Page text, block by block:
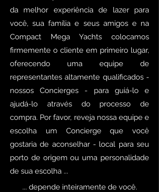
da melhor experiência de lazer para
você, sua família e seus amigos e na
Compact Mega Yachts colocamos
firmemente o cliente em primeiro lugar,
oferecendo uma equipe de
representantes altamente qualificados -
nossos Concierges - para guiá-lo e
ajudá-lo através do processo de
compra. Por favor, reveja nossa equipe e
escolha um Concierge que você
gostaria de aconselhar - local para seu
porto de origem ou uma personalidade
de sua escolha ...
... depende inteiramente de você.